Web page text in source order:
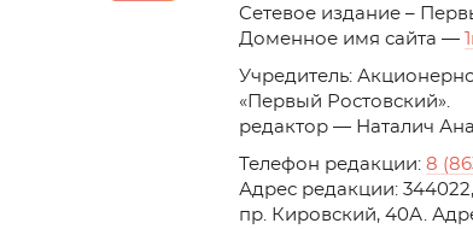
Cетевое издание –
Доменное имя сайта —
Учредитель:
«Первый
редактор — Наталич
Телефон редакции: 8
Адрес редакции:
пр. Кировский, 40А.